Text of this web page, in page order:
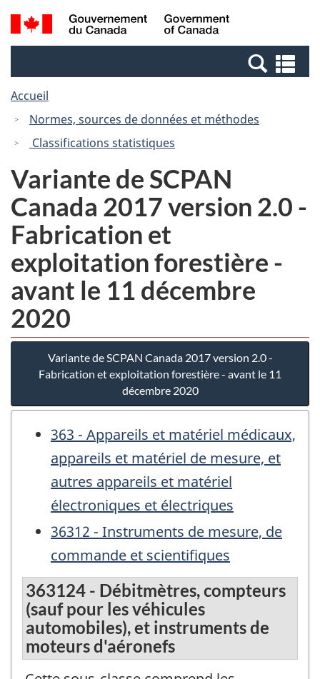
Passer
au
Passer
à
Canada
Recherche
et
et
Accueil
Normes, sources de données et méthodes
Classifications statistiques
Variante de SCPAN
Canada 2017 version 2.0 -
Fabrication et
exploitation forestière -
avant le 11 décembre
2020
Variante de SCPAN Canada 2017 version 2.0 -
Fabrication et exploitation forestière - avant le 11
décembre 2020
363 - Appareils et matériel médicaux,
appareils et matériel de mesure, et
autres appareils et matériel
électroniques et électriques
36312 - Instruments de mesure, de
commande et scientifiques
363124 - Débitmètres, compteurs
(sauf pour les véhicules
automobiles), et instruments de
moteurs d'aéronefs